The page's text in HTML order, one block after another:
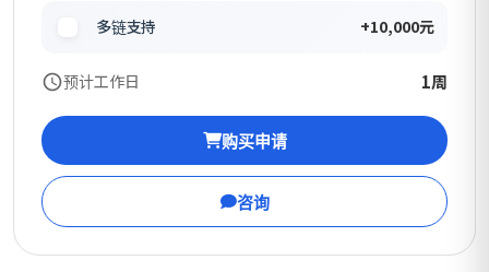
多链支持 +10,000元
预计工作日 1周
购买申请
咨询